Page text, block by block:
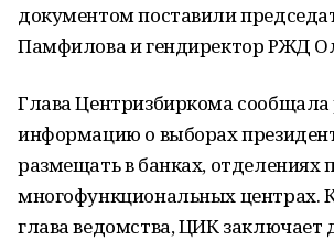
документом поставили
Памфилова и гендиректор РЖД
Глава Центризбиркома сообщала
информацию о выборах
размещать в банках, отделениях
многофункциональных центрах.
глава ведомства, ЦИК заключает